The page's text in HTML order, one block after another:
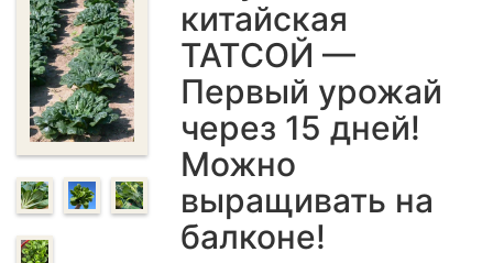
китайская
ТАТСОЙ —
Первый урожай
через 15 дней!
Можно
выращивать на
балконе!